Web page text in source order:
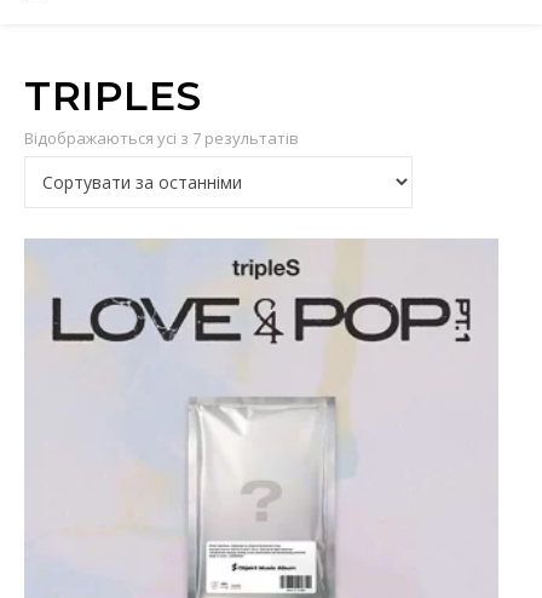
TRIPLES
Відображаються усі з 7 результатів